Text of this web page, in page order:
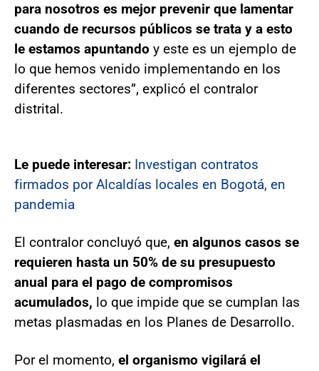
para nosotros es mejor prevenir que lamentar
cuando de recursos públicos se trata y a esto
le estamos apuntando y este es un ejemplo de
lo que hemos venido implementando en los
diferentes sectores”, explicó el contralor
distrital.
Le puede interesar: Investigan contratos
firmados por Alcaldías locales en Bogotá, en
pandemia
El contralor concluyó que, en algunos casos se
requieren hasta un 50% de su presupuesto
anual para el pago de compromisos
acumulados, lo que impide que se cumplan las
metas plasmadas en los Planes de Desarrollo.
Por el momento, el organismo vigilará el